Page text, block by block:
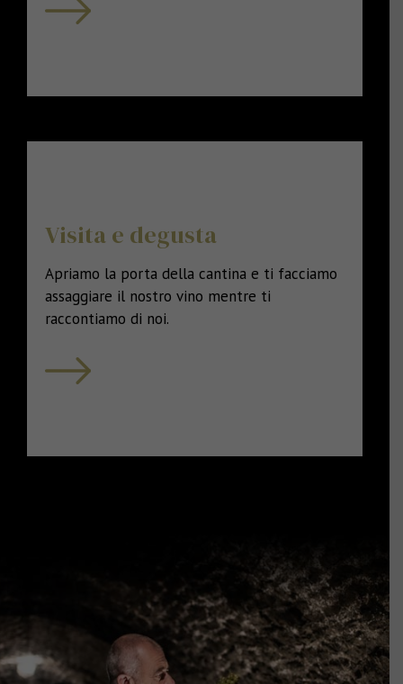
Visita e degusta
Apriamo la porta della cantina e ti facciamo
assaggiare il nostro vino mentre ti
raccontiamo di noi.